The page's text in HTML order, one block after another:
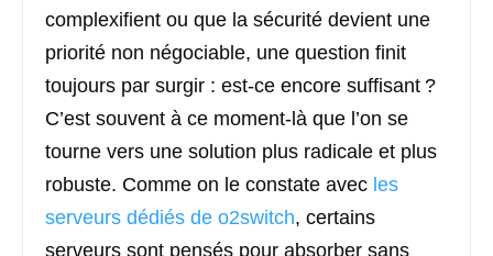
complexifient ou que la sécurité devient une
priorité non négociable, une question finit
toujours par surgir : est-ce encore suffisant ?
C’est souvent à ce moment-là que l’on se
tourne vers une solution plus radicale et plus
robuste. Comme on le constate avec les
serveurs dédiés de o2switch, certains
serveurs sont pensés pour absorber sans